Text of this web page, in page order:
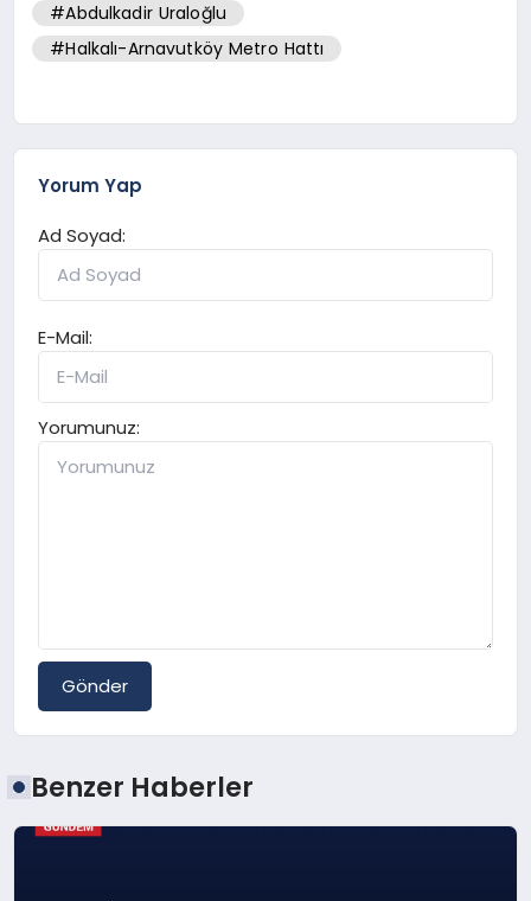
#Abdulkadir Uraloğlu
#Halkalı-Arnavutköy Metro Hattı
Yorum Yap
Ad Soyad:
E-Mail:
Yorumunuz:
Gönder
Benzer Haberler